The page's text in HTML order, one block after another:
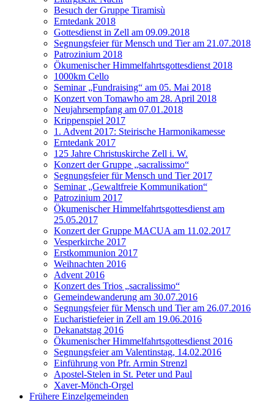
Besuch der Gruppe Tiramisù
Erntedank 2018
Gottesdienst in Zell am 09.09.2018
Segnungsfeier für Mensch und Tier am 21.07.2018
Patrozinium 2018
Ökumenischer Himmelfahrtsgottesdienst 2018
1000km Cello
Seminar „Fundraising“ am 05. Mai 2018
Konzert von Tomawho am 28. April 2018
Neujahrsempfang am 07.01.2018
Krippenspiel 2017
1. Advent 2017: Steirische Harmonikamesse
Erntedank 2017
125 Jahre Christuskirche Zell i. W.
Konzert der Gruppe „sacralissimo“
Segnungsfeier für Mensch und Tier 2017
Seminar „Gewaltfreie Kommunikation“
Patrozinium 2017
Ökumenischer Himmelfahrtsgottesdienst am
25.05.2017
Konzert der Gruppe MACUA am 11.02.2017
Vesperkirche 2017
Erstkommunion 2017
Weihnachten 2016
Advent 2016
Konzert des Trios „sacralissimo“
Gemeindewanderung am 30.07.2016
Segnungsfeier für Mensch und Tier am 26.07.2016
Eucharistiefeier in Zell am 19.06.2016
Dekanatstag 2016
Ökumenischer Himmelfahrtsgottesdienst 2016
Segnungsfeier am Valentinstag, 14.02.2016
Einführung von Pfr. Armin Strenzl
Apostel-Stelen in St. Peter und Paul
Xaver-Mönch-Orgel
Frühere Einzelgemeinden